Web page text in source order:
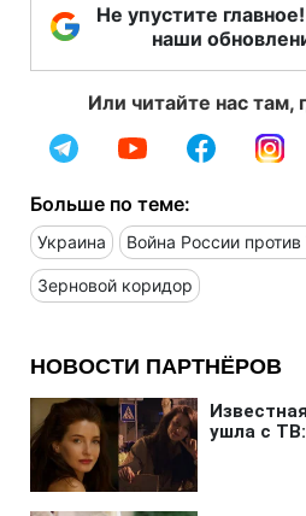
Не упустите
наши
Или читайте нас там,
Больше по теме:
Украина Война России
Зерновой коридор